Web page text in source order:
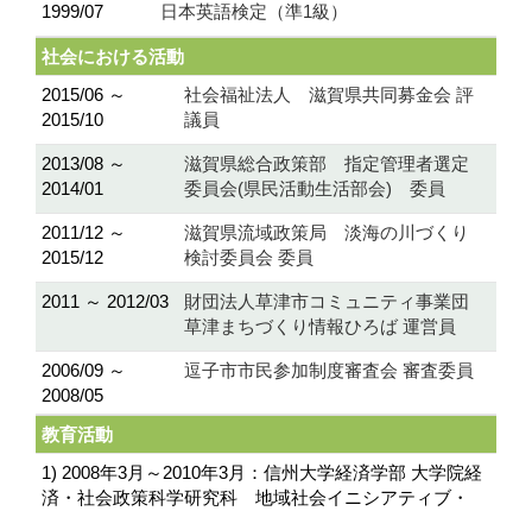
1999/07 日本英語検定（準1級）
社会における活動
2015/06 ～
2015/10
社会福祉法人 滋賀県共同募金会 評
議員
2013/08 ～
2014/01
滋賀県総合政策部 指定管理者選定
委員会(県民活動生活部会) 委員
2011/12 ～
2015/12
滋賀県流域政策局 淡海の川づくり
検討委員会 委員
2011 ～ 2012/03
財団法人草津市コミュニティ事業団
草津まちづくり情報ひろば 運営員
2006/09 ～
2008/05
逗子市市民参加制度審査会 審査委員
教育活動
1) 2008年3月～2010年3月：信州大学経済学部 大学院経
済・社会政策科学研究科 地域社会イニシアティブ・